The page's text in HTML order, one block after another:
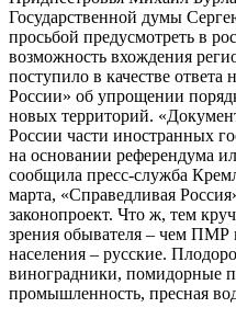
Государственной думы
просьбой предусмотреть в
возможность вхождения
поступило в качестве ответа
России» об упрощении
новых территорий.
России части иностранных
на основании референдума
сообщила пресс-служба
марта, «Справедливая
законопроект. Что ж, тем
зрения обывателя – чем
населения – русские.
виноградники, помидорные
промышленность, пресная